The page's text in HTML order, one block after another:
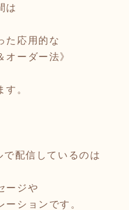
は
た応用的な
ーダー法》
。
配信しているのは
ージや
ションです。